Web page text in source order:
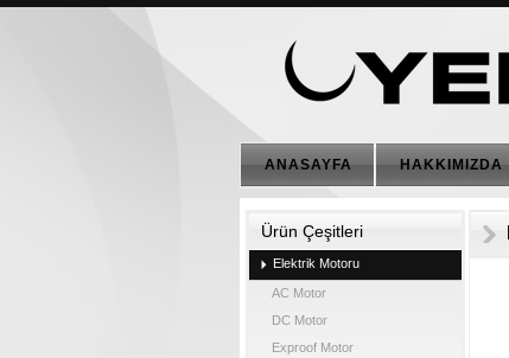
ANASAYFA HAKKIMIZDA
Ürün Çeşitleri
Elektrik Motoru
AC Motor
DC Motor
Exproof Motor